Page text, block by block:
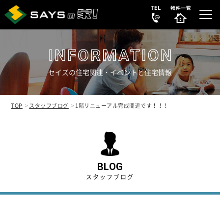
REASON
選ばれる理由
NEW HOUSE
販売中の新築分譲住宅
SECONDHAND
COMPANY
会社案内
セイズの住宅関連・イベントと住宅情報
TOP スタッフブログ 1階リニューアル完成間近です！！！
BLOG
スタッフブログ